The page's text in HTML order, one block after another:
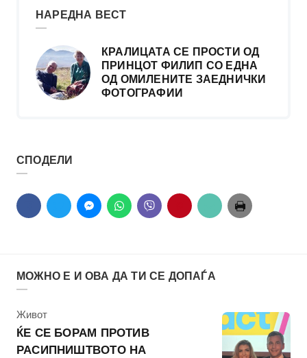
НАРЕДНА ВЕСТ
КРАЛИЦАТА СЕ ПРОСТИ ОД
ПРИНЦОТ ФИЛИП СО ЕДНА
ОД ОМИЛЕНИТЕ ЗАЕДНИЧКИ
ФОТОГРАФИИ
СПОДЕЛИ
МОЖНО Е И ОВА ДА ТИ СЕ ДОПАЃА
КАтегорија
Живот
ЌЕ СЕ БОРАМ ПРОТИВ
РАСИПНИШТВОТО НА